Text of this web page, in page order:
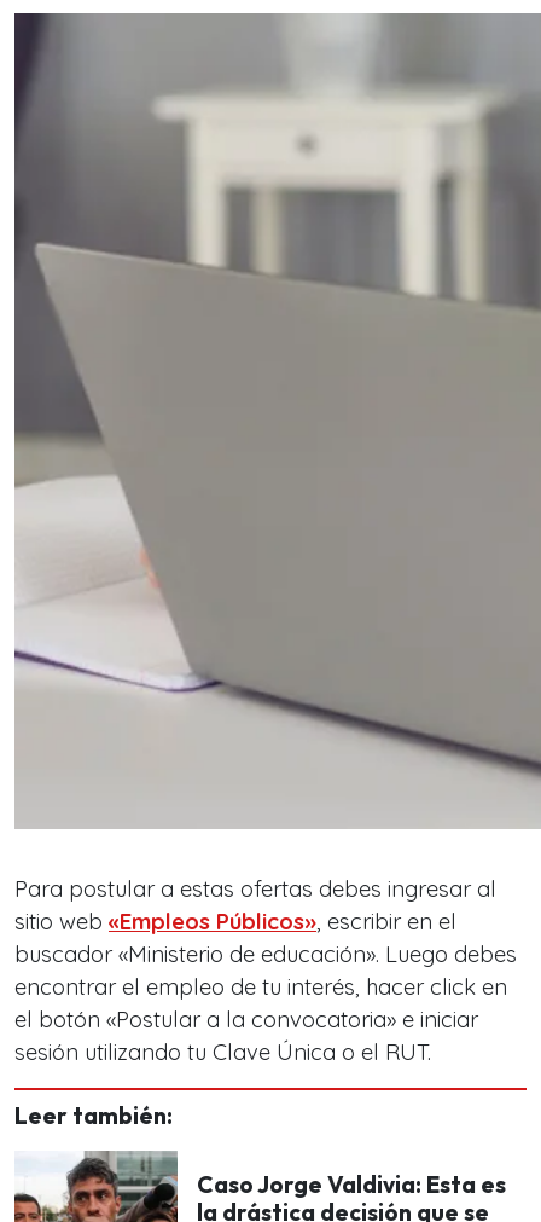
Para postular a estas ofertas debes ingresar al
sitio web «Empleos Públicos», escribir en el
buscador «Ministerio de educación». Luego debes
encontrar el empleo de tu interés, hacer click en
el botón «Postular a la convocatoria» e iniciar
sesión utilizando tu Clave Única o el RUT.
Leer también:
Caso Jorge Valdivia: Esta es
la drástica decisión que se